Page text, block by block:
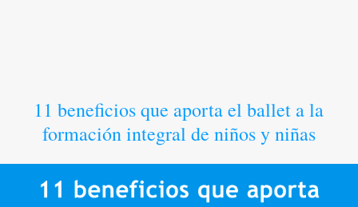
11 beneficios que aporta el ballet a la
formación integral de niños y niñas